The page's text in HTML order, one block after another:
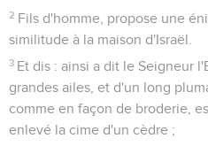
2 Fils d'homme, propose une
similitude à la maison d'Israël.
3 Et dis : ainsi a dit le Seigneur
grandes ailes, et d'un long
comme en façon de broderie,
enlevé la cime d'un cèdre ;